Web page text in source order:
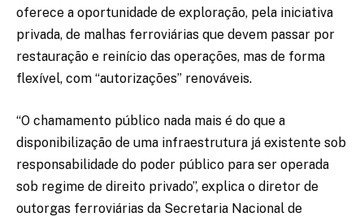
oferece a oportunidade de exploração, pela iniciativa
privada, de malhas ferroviárias que devem passar por
restauração e reinício das operações, mas de forma
flexível, com “autorizações” renováveis.
“O chamamento público nada mais é do que a
disponibilização de uma infraestrutura já existente sob
responsabilidade do poder público para ser operada
sob regime de direito privado”, explica o diretor de
outorgas ferroviárias da Secretaria Nacional de